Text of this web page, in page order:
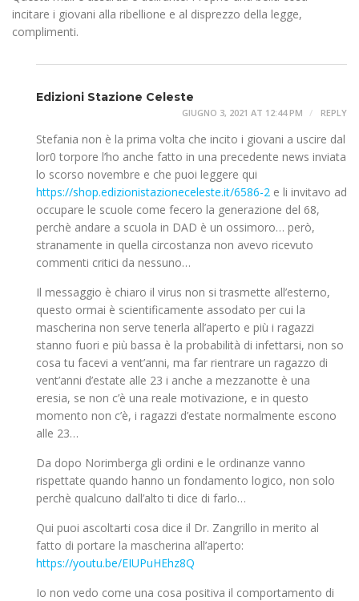
incitare i giovani alla ribellione e al disprezzo della legge,
complimenti.
Edizioni Stazione Celeste
GIUGNO 3, 2021 AT 12:44 PM REPLY
Stefania non è la prima volta che incito i giovani a uscire dal
lor0 torpore l’ho anche fatto in una precedente news inviata
lo scorso novembre e che puoi leggere qui
https://shop.edizionistazioneceleste.it/6586-2 e li invitavo ad
occupare le scuole come fecero la generazione del 68,
perchè andare a scuola in DAD è un ossimoro… però,
stranamente in quella circostanza non avevo ricevuto
commenti critici da nessuno…
Il messaggio è chiaro il virus non si trasmette all’esterno,
questo ormai è scientificamente assodato per cui la
mascherina non serve tenerla all’aperto e più i ragazzi
stanno fuori e più bassa è la probabilità di infettarsi, non so
cosa tu facevi a vent’anni, ma far rientrare un ragazzo di
vent’anni d’estate alle 23 i anche a mezzanotte è una
eresia, se non c’è una reale motivazione, e in questo
momento non c’è, i ragazzi d’estate normalmente escono
alle 23…
Da dopo Norimberga gli ordini e le ordinanze vanno
rispettate quando hanno un fondamento logico, non solo
perchè qualcuno dall’alto ti dice di farlo…
Qui puoi ascoltarti cosa dice il Dr. Zangrillo in merito al
fatto di portare la mascherina all’aperto:
https://youtu.be/EIUPuHEhz8Q
Io non vedo come una cosa positiva il comportamento di